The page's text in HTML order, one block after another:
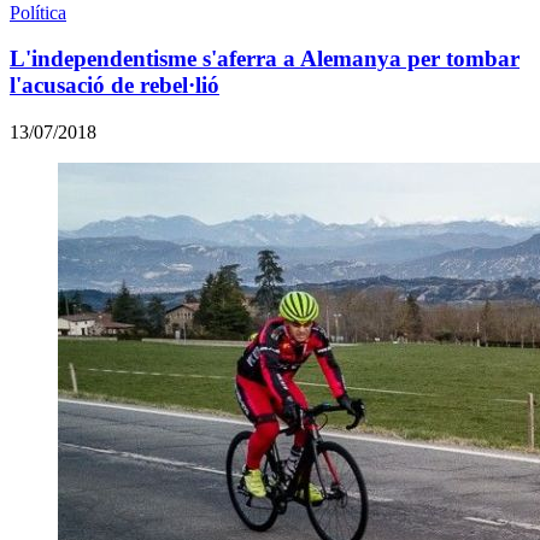
Política
L'independentisme s'aferra a Alemanya per tombar
l'acusació de rebel·lió
13/07/2018